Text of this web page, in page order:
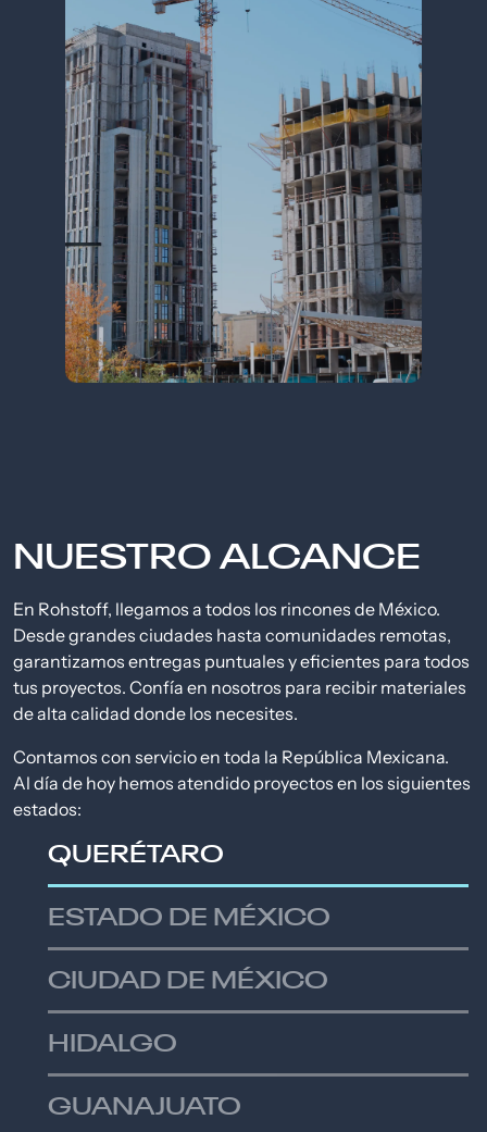
NUESTRO ALCANCE
En Rohstoff, llegamos a todos los rincones de México.
Desde grandes ciudades hasta comunidades remotas,
garantizamos entregas puntuales y eficientes para todos
tus proyectos. Confía en nosotros para recibir materiales
de alta calidad donde los necesites.
Contamos con servicio en toda la República Mexicana.
Al día de hoy hemos atendido proyectos en los siguientes
estados:
QUERÉTARO
ESTADO DE MÉXICO
CIUDAD DE MÉXICO
HIDALGO
GUANAJUATO